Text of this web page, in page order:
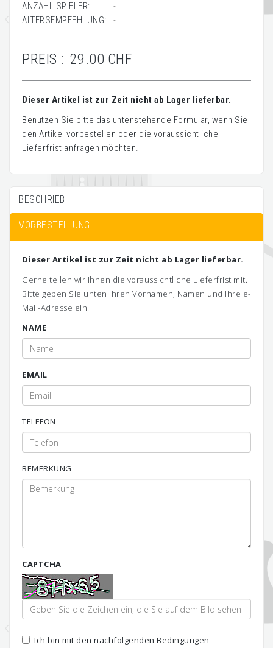
ANZAHL SPIELER:
-
ALTERSEMPFEHLUNG:
-
PREIS : 29.00 CHF
Dieser Artikel ist zur Zeit nicht ab Lager lieferbar.
Benutzen Sie bitte das untenstehende Formular, wenn Sie
den Artikel vorbestellen oder die voraussichtliche
Lieferfrist anfragen möchten.
BESCHRIEB
VORBESTELLUNG
Dieser Artikel ist zur Zeit nicht ab Lager lieferbar.
Gerne teilen wir Ihnen die voraussichtliche Lieferfrist mit.
Bitte geben Sie unten Ihren Vornamen, Namen und Ihre e-
Mail-Adresse ein.
NAME
EMAIL
TELEFON
BEMERKUNG
CAPTCHA
Ich bin mit den nachfolgenden Bedingungen